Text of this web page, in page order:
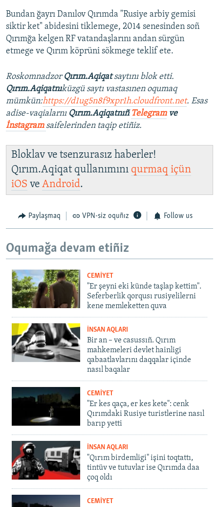
Bundan ğayrı Danılov Qırımda "Rusiye arbiy gemisi
siktir ket" abidesini tiklemege, 2014 senesinden soñ
Qırımğa kelgen RF vatandaşlarını andan sürgün
etmege ve Qırım köprüni sökmege teklif ete.
Roskomnadzor Qırım.Aqiqatsaytını blok etti.
Qırım.Aqiqatnıküzgü saytı vastasınen oqumaq
mümkün:https://d1ug5n8f9xpr1h.cloudfront.net. Esas
adise-vaqialarnı Qırım.Aqiqatnıñ Telegramve
İnstagram saifelerinden taqip etiñiz.
Bloklav ve tsenzurasız haberler!
Qırım.Aqiqat qullanımını qurmaq içün
iOS ve Android.
Paylaşmaq VPN-siz oquñız Follow us
Oqumağa devam etiñiz
CEMİYET
"Er şeyni eki künde taşlap kettim".
Seferberlik qorqusı rusiyelilerni
kene memleketten quva
İNSAN AQLARI
Bir an – ve casussıñ. Qırım
mahkemeleri devlet hainligi
qabaatlavlarını daqqalar içinde
nasıl baqalar
CEMİYET
"Er kes qaça, er kes kete": cenk
Qırımdaki Rusiye turistlerine nasıl
barıp yetti
İNSAN AQLARI
"Qırım birdemligi" işini toqtattı,
tintüv ve tutuvlar ise Qırımda daa
çoq oldı
CEMİYET